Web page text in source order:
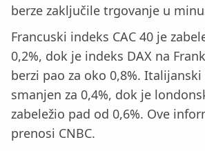
berze zaključile trgovanje u
Francuski indeks CAC 40 je
0,2%, dok je indeks DAX na
berzi pao za oko 0,8%. Italijanski
smanjen za 0,4%, dok je
zabeležio pad od 0,6%. Ove
prenosi CNBC.